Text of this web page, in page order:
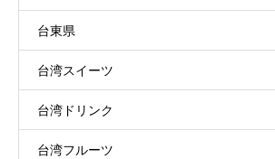
台東県
台湾スイーツ
台湾ドリンク
台湾フルーツ